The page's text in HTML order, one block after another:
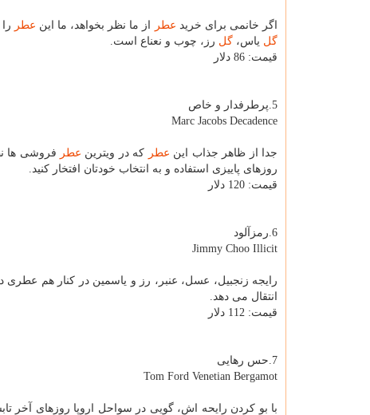
اگر خانمی برای خرید عطر از ما نظر بخواهد، ما این عطر
گل یاس، گل رز، چوب و نعناع است.
قیمت: 86 دلار
5.پرطرفدار و خاص
Marc Jacobs Decadence
جدا از ظاهر جذاب این عطر كه در ویترین عطر فروشی ها
روزهای پاییزی استفاده و به انتخاب خودتان افتخار كنید.
قیمت: 120 دلار
6.رمزآلود
Jimmy Choo Illicit
رایجه زنجبیل، عسل، عنبر، رز و یاسمین در كنار هم عطری
انتقال می دهد.
قیمت: 112 دلار
7.حس رهایی
Tom Ford Venetian Bergamot
با بو كردن رایحه اش، گویی در سواحل اروپا روزهای آخر